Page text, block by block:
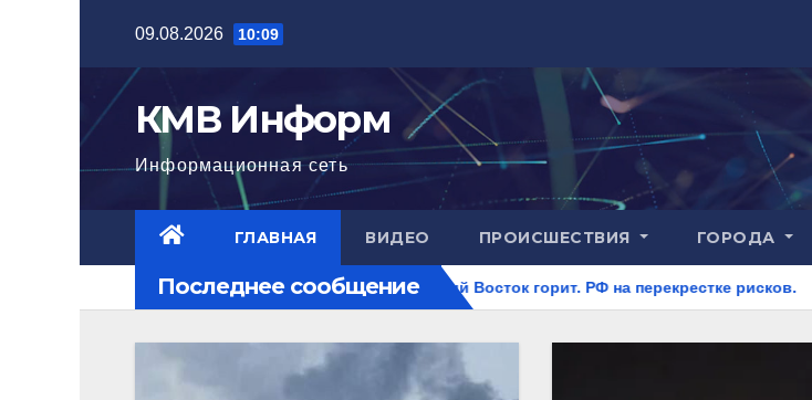
содержимому
09.08.2026 10:09
КМВ Информ
Информационная сеть
ГЛАВНАЯ ВИДЕО ПРОИСШЕСТВИЯ ГОРОДА
Последнее сообщение
нового уровня Ближний Восток горит. РФ на перекрестке рисков. В Пятигорске